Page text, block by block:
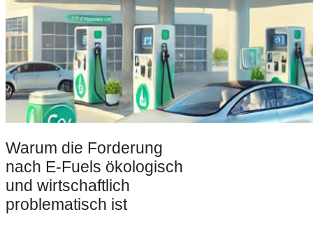
Warum die Forderung
nach E-Fuels ökologisch
und wirtschaftlich
problematisch ist